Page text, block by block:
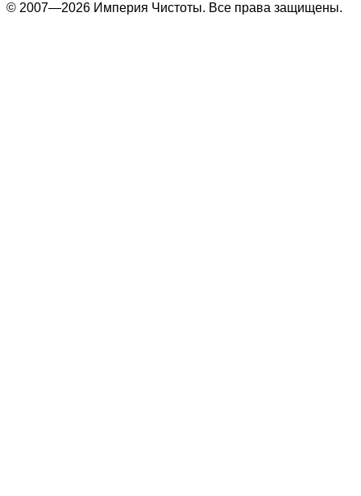
© 2007—2026 Империя Чистоты. Все права защищены.